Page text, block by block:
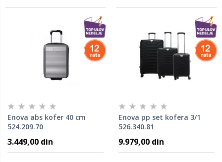
Enova abs kofer 40 cm
524.209.70
3.449,00 din
Enova pp set kofera 3/1
526.340.81
9.979,00 din